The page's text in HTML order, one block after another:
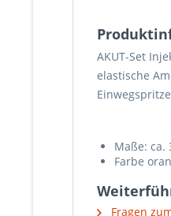
AKUT-Set
elastische
Maße: ca.
Farbe
Fragen